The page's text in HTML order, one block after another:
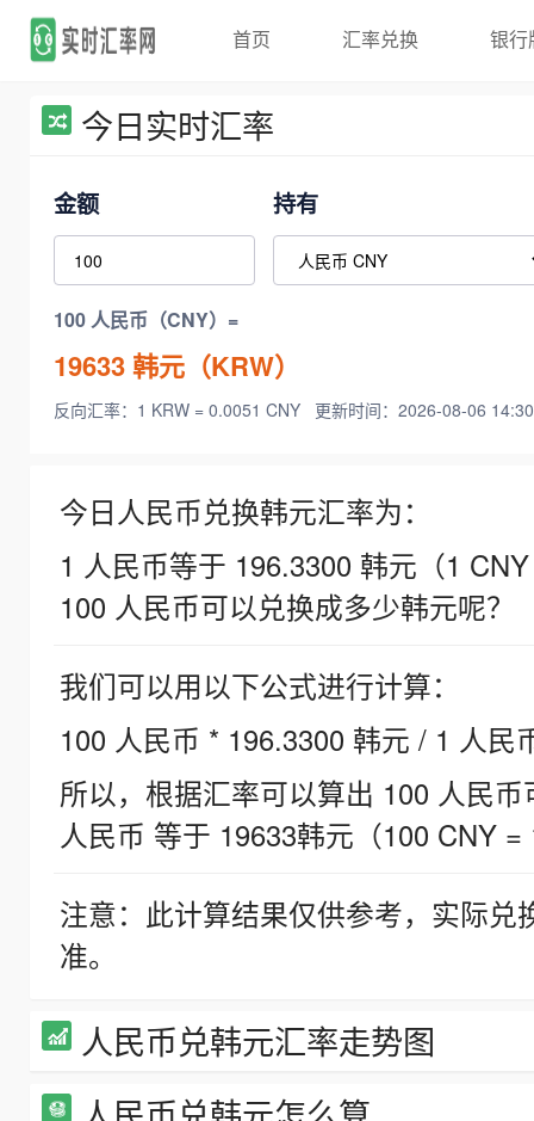
首页 汇率兑换 银行
今日实时汇率
金额 持有
100 人民币（CNY）=
19633韩元（KRW）
反向汇率：1 KRW = 0.0051 CNY 更新时间：2026-08-06
今日人民币兑换韩元汇率为：
1 人民币等于 196.3300 韩元（1
100 人民币可以兑换成多少韩元呢？
我们可以用以下公式进行计算：
100 人民币 * 196.3300 韩元 / 1 人民
所以，根据汇率可以算出 100 人民
人民币 等于 19633韩元（100 CNY =
注意：此计算结果仅供参考，实际
准。
人民币兑韩元汇率走势图